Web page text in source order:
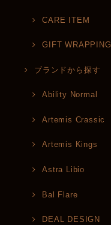
CARE ITEM
GIFT WRAPPING
ブランドから探す
Ability Normal
Artemis Crassic
Artemis Kings
Astra Libio
Bal Flare
DEAL DESIGN